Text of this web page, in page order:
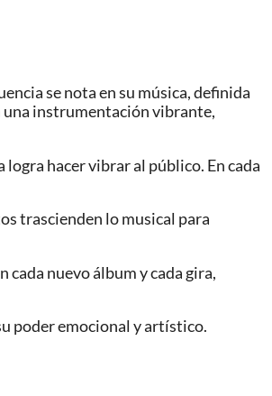
se nota en su música, definida
una instrumentación vibrante,
logra hacer vibrar al público. En cada
trascienden lo musical para
cada nuevo álbum y cada gira,
poder emocional y artístico.